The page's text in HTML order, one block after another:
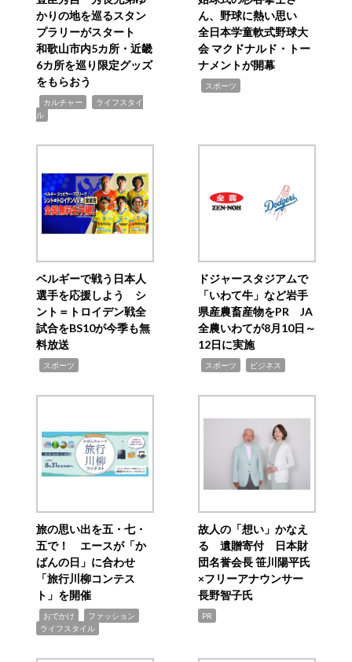
かりの地を巡るスタン
プラリーがスタート
和歌山市内5カ所・近畿
6カ所を巡り限定グッズ
をもらおう
カルチャー
ライフスタイ
ル
ん、野球に熱い思い
全日本学童軟式野球大
会 マクドナルド・トー
ナメントが開幕
スポーツ
ベルギーで戦う日本人
選手を応援しよう シ
ント＝トロイデン戦全
試合をBS10が今季も無
料放送
スポーツ
ドジャースタジアムで
「いわて牛」など岩手
県産農畜産物をPR JA
全農いわてが8月10日～
12日に実施
スポーツ ビジネス
旅の思い出を五・七・
五で！ エースが「か
ばんの日」に合わせ
「旅行川柳コンテス
ト」を開催
おでかけ ファッション
ライフスタイル
故人の「想い」かなえ
る 遺贈寄付 日本財
団名誉会長 笹川陽平氏
×フリーアナウンサー
長野智子氏
PR